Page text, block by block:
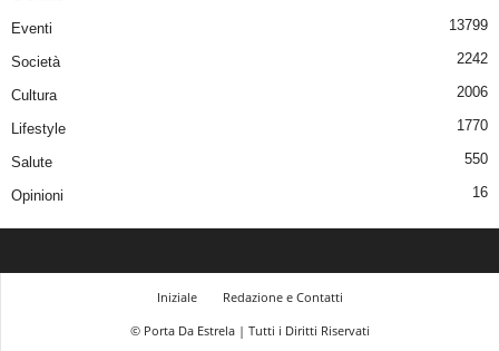
Eventi 13799
Società 2242
Cultura 2006
Lifestyle 1770
Salute 550
Opinioni 16
Iniziale
Redazione e Contatti
© Porta Da Estrela | Tutti i Diritti Riservati